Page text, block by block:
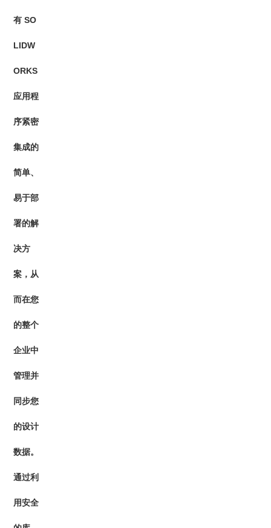
有 SO
LIDW
ORKS
应用程
序紧密
集成的
简单、
易于部
署的解
决方
案，从
而在您
的整个
企业中
管理并
同步您
的设计
数据。
通过利
用安全